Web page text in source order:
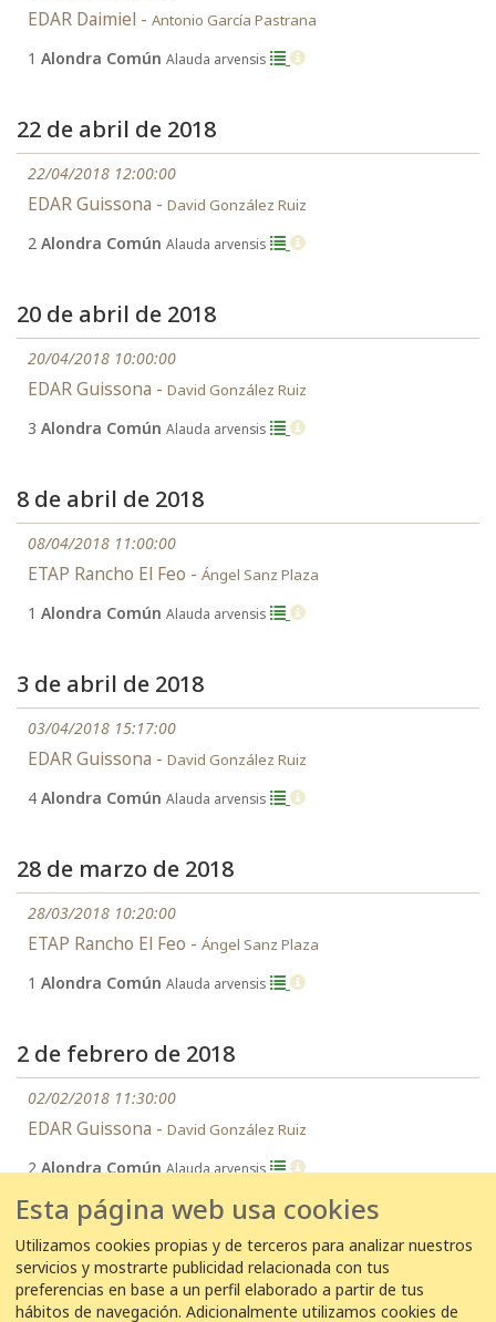
EDAR Daimiel - Antonio García Pastrana
1 Alondra Común Alauda arvensis
22 de abril de 2018
22/04/2018 12:00:00
EDAR Guissona - David González Ruiz
2 Alondra Común Alauda arvensis
20 de abril de 2018
20/04/2018 10:00:00
EDAR Guissona - David González Ruiz
3 Alondra Común Alauda arvensis
8 de abril de 2018
08/04/2018 11:00:00
ETAP Rancho El Feo - Ángel Sanz Plaza
1 Alondra Común Alauda arvensis
3 de abril de 2018
03/04/2018 15:17:00
EDAR Guissona - David González Ruiz
4 Alondra Común Alauda arvensis
28 de marzo de 2018
28/03/2018 10:20:00
ETAP Rancho El Feo - Ángel Sanz Plaza
1 Alondra Común Alauda arvensis
2 de febrero de 2018
02/02/2018 11:30:00
EDAR Guissona - David González Ruiz
2Alondra Común Alauda arvensis
17 de mayo de 2017
17/05/2017 19:40:00
EDAR Olot -Pep - EDAR Olot
Esta página web usa cookies
Utilizamos cookies propias y de terceros para analizar nuestros
servicios y mostrarte publicidad relacionada con tus
preferencias en base a un perfil elaborado a partir de tus
hábitos de navegación. Adicionalmente utilizamos cookies de